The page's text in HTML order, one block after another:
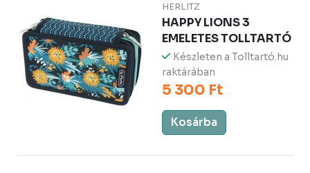
HERLITZ
HAPPY LIONS 3
EMELETES TOLLTARTÓ
Készleten a Tolltartó.hu
raktárában
5 300 Ft
Kosárba